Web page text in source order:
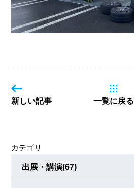
新しい記事 一覧に戻る
カテゴリ
出展・講演(67)